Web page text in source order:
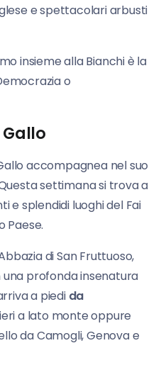
e spettacolari arbusti
insieme alla Bianchi è la
o
accompagnea nel suo
settimana si trova a
e splendidi luoghi del Fai
Paese.
di San Fruttuoso,
una profonda insenatura
a piedi da
a lato monte oppure
da Camogli, Genova e